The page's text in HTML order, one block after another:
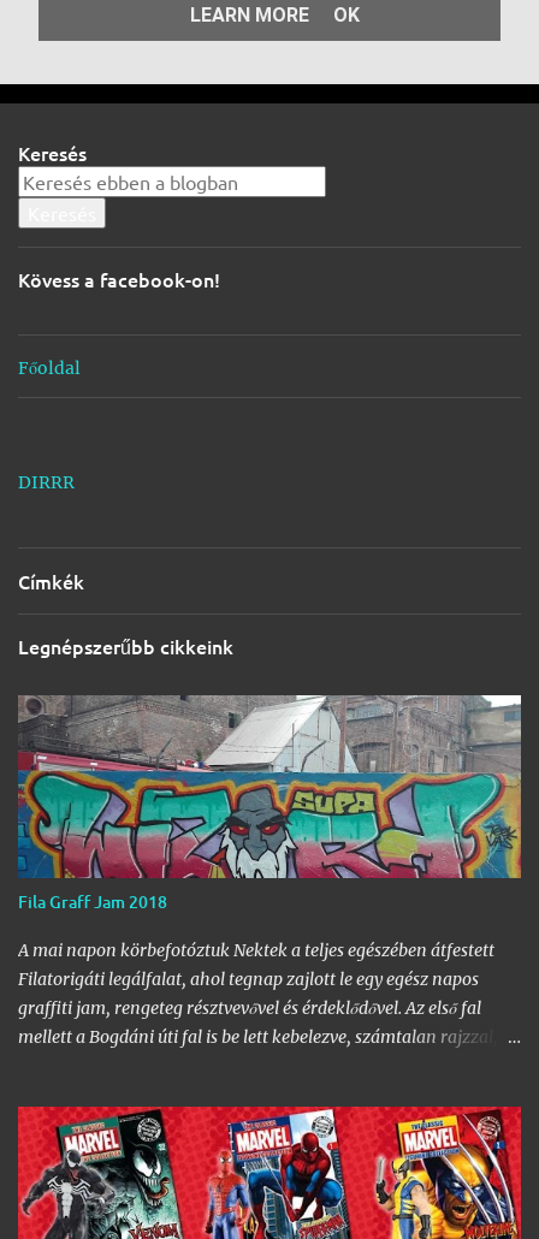
g
e
y
z
s
k
Keresés
Kövess a facebook-on!
Főoldal
DIRRR
Címkék
Legnépszerűbb cikkeink
Fila Graff Jam 2018
A mai napon körbefotóztuk Nektek a teljes egészében átfestett
Filatorigáti legálfalat, ahol tegnap zajlott le egy egész napos
graffiti jam, rengeteg résztvevővel és érdeklődővel. Az első fal
mellett a Bogdáni úti fal is be lett kebelezve, számtalan rajzzal, és
graffiti jam rajzaival!